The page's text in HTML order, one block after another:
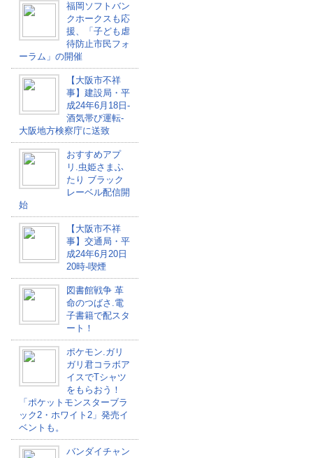
福岡ソフトバン
クホークスも応
援、「子ども虐
待防止市民フォ
ーラム」の開催
【大阪市不祥
事】建設局・平
成24年6月18日-
酒気帯び運転-
大阪地方検察庁に送致
おすすめアプ
リ.虫姫さまふ
たり ブラック
レーベル配信開
始
【大阪市不祥
事】交通局・平
成24年6月20日
20時-喫煙
図書館戦争 革
命のつばさ.電
子書籍で配スタ
ート！
ポケモン.ガリ
ガリ君コラボア
イスでTシャツ
をもらおう！
「ポケットモンスターブラ
ック2・ホワイト2」発売イ
ベントも。
バンダイチャン